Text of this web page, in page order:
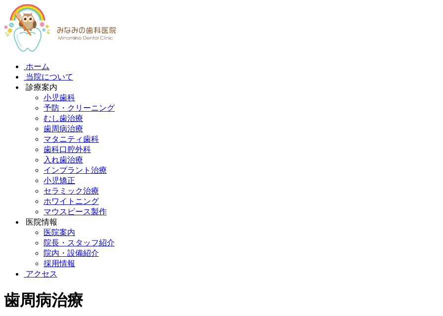
ホーム
当院について
診療案内
小児歯科
予防・クリーニング
むし歯治療
歯周病治療
マタニティ歯科
歯科口腔外科
入れ歯治療
インプラント治療
小児矯正
セラミック治療
ホワイトニング
マウスピース製作
医院情報
医院案内
院長・スタッフ紹介
院内・設備紹介
採用情報
アクセス
歯周病治療